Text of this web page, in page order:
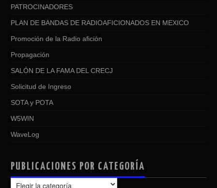
PATROCINADORES
PLAN DE BANDAS DE RADIOAFICIONADOS EN MEXICO
Promoción de la Radio afición
Propagación
SALÓN DE LA FAMA DEL CRECJ
Solicitud de Ingreso
SOTA y POTA
W5WIN
WaveLog
PUBLICACIONES POR CATEGORÍA
PUBLICACIONES